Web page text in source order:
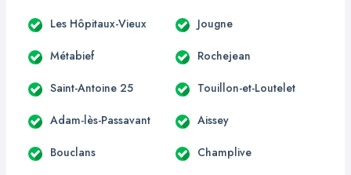
Les Hôpitaux-Vieux Jougne
Métabief Rochejean
Saint-Antoine 25 Touillon-et-Loutelet
Adam-lès-Passavant Aissey
Bouclans Champlive